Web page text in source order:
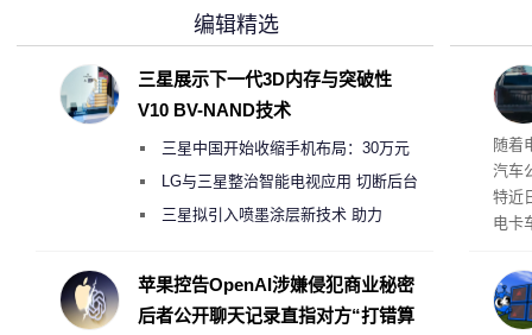
本
随着
汽车
特近
电卡
称
需求
编辑精选
三星展示下一代3D内存与突破性
V10 BV-NAND技术
三星中国开始收缩手机布局：30万元
月销售额不达标门店 将被逐步清退
LG与三星整治智能电视应用 切断后台
偷偷共享带宽的违规行为
三星拟引入喷墨涂层新技术 助力
度
苹果控告OpenAI涉嫌侵犯商业秘密
后者公开聊天记录直指对方“打错算